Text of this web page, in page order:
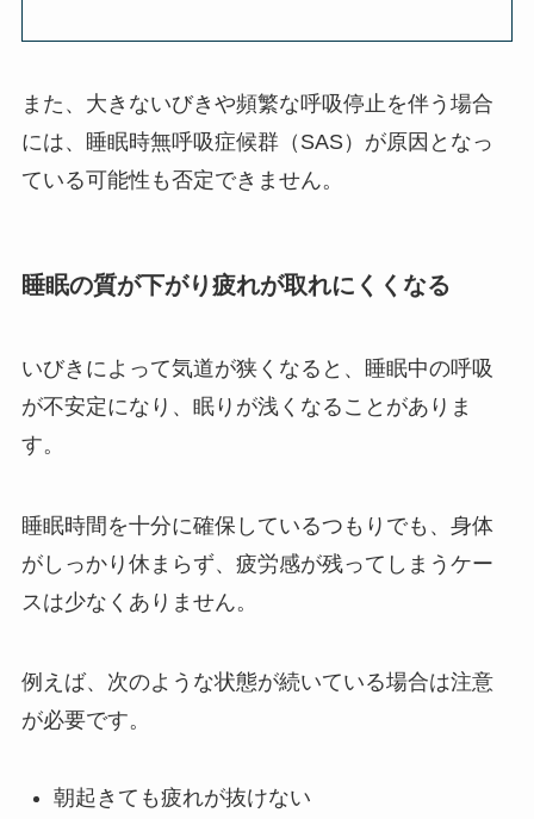
また、大きないびきや頻繁な呼吸停止を伴う場合
には、睡眠時無呼吸症候群（SAS）が原因となっ
ている可能性も否定できません。
睡眠の質が下がり疲れが取れにくくなる
いびきによって気道が狭くなると、睡眠中の呼吸
が不安定になり、眠りが浅くなることがありま
す。
睡眠時間を十分に確保しているつもりでも、身体
がしっかり休まらず、疲労感が残ってしまうケー
スは少なくありません。
例えば、次のような状態が続いている場合は注意
が必要です。
朝起きても疲れが抜けない